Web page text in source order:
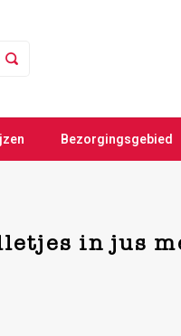
Bezorgingsgebied
in jus